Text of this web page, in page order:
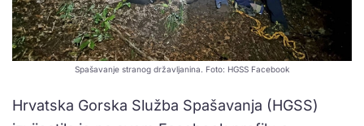
Spašavanje stranog državljanina. Foto: HGSS Facebook
Hrvatska Gorska Služba Spašavanja (HGSS)